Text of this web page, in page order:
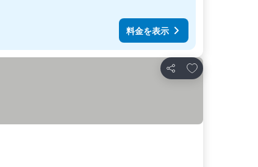
料金を表示
シェア
お気に入りに追加